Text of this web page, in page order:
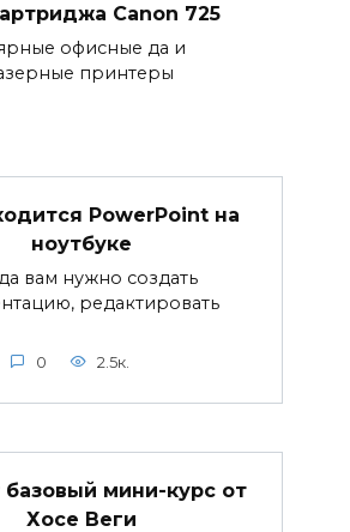
Canon 725
офисные да и
принтеры
PowerPoint на
ноутбуке
вам нужно создать
редактировать
0 2.5к.
мини-курс от
Хосе Веги